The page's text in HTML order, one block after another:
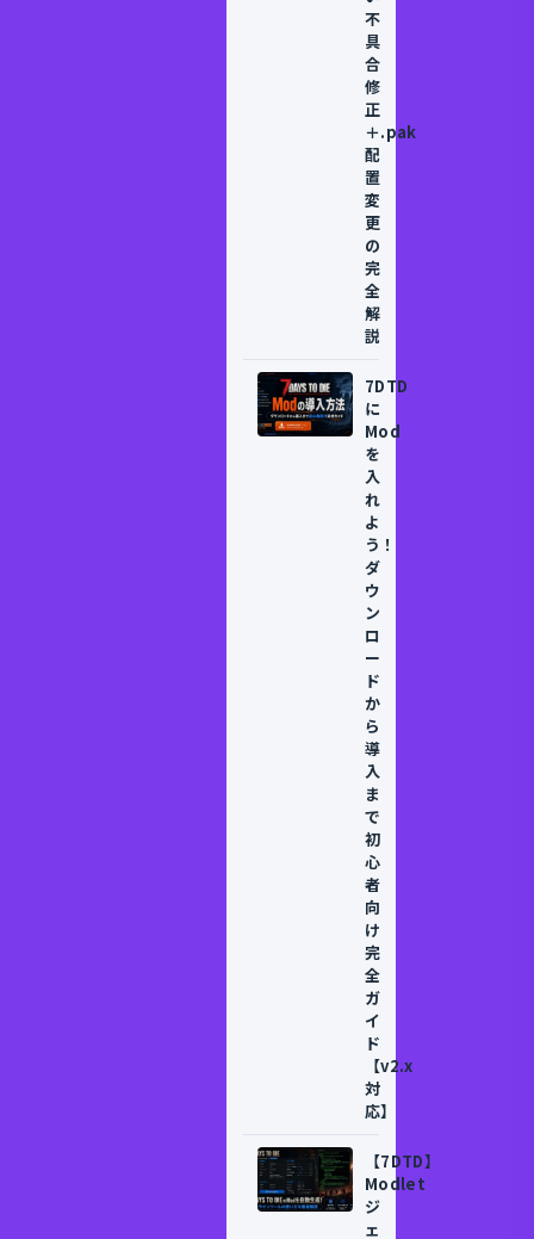
不
具
合
修
正
＋.pak
配
置
変
更
の
完
全
解
説
7DTD
に
Mod
を
入
れ
よ
う！
ダ
ウ
ン
ロ
ー
ド
か
ら
導
入
ま
で
初
心
者
向
け
完
全
ガ
イ
ド
【v2.x
対
応】
【7DTD】
Modlet
ジ
ェ